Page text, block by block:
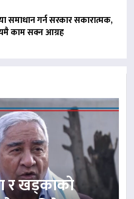
समाधान गर्न सरकार सकारात्मक,
काम सक्न आग्रह
र खड्काको